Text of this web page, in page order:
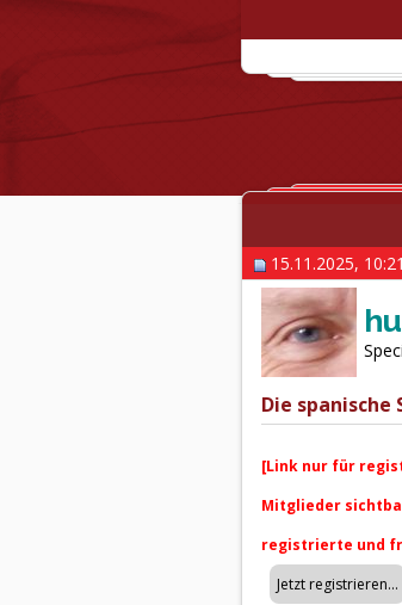
15.11.2025, 10:21
Die
[Link nur für
Mitglieder
registrierte und